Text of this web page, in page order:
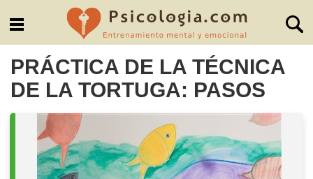
PRÁCTICA DE LA TÉCNICA
DE LA TORTUGA: PASOS